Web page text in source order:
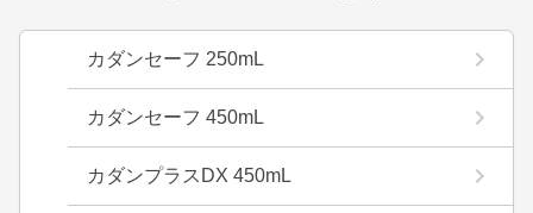
カダンセーフ 250mL
カダンセーフ 450mL
カダンプラスDX 450mL